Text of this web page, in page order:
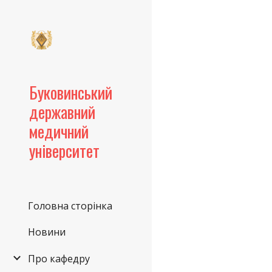
Буковинський
державний
медичний
університет
Головна сторінка
Новини
Про кафедру